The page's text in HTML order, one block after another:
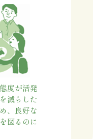
度が活発
減らした
、良好な
図るのに